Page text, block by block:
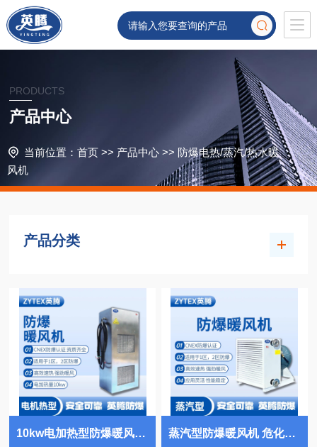
PRODUCTS
产品中心
当前位置： 首页 >> 产品中心 >> 防爆电热/蒸汽/热水暖
风机
产品分类
10kw电加热型防爆暖风机 酒精厂使用 蒸汽型防爆暖风机 危化品库房使用